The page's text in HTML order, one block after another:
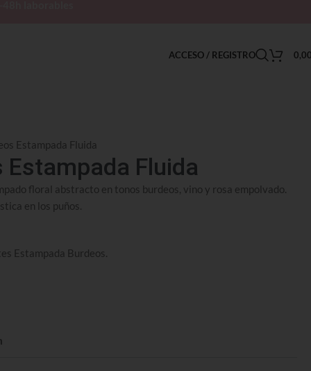
ACCESO / REGISTRO
Estampada Fluida
Estampada Fluida
floral abstracto en tonos burdeos, vino y rosa empolvado.
en los puños.
Estampada Burdeos.